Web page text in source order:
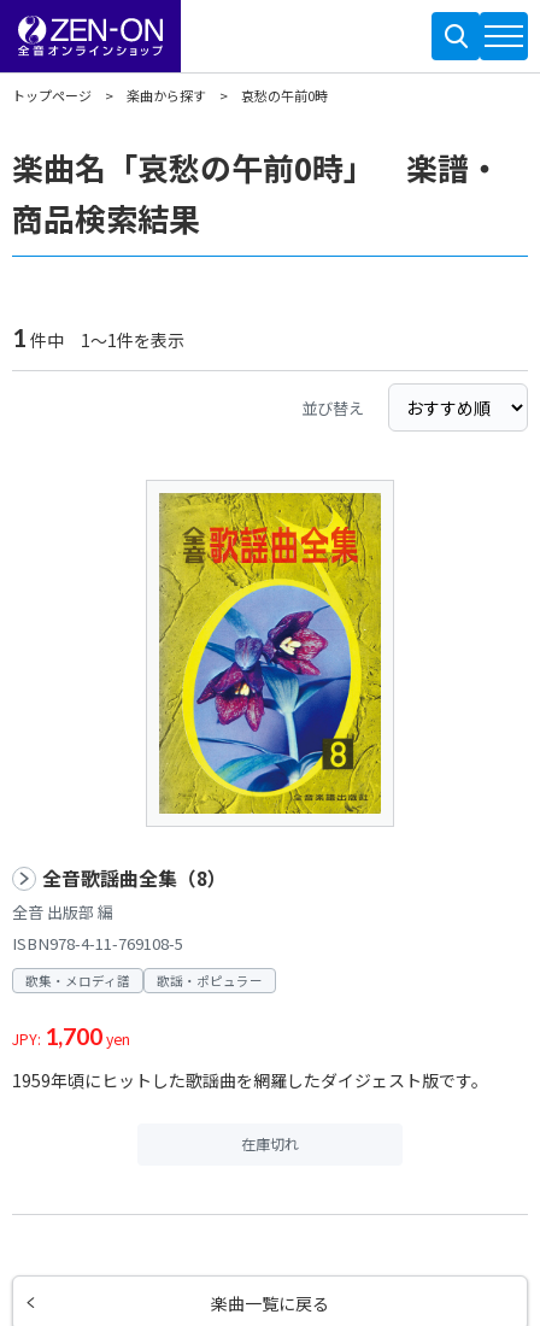
トップページ 楽曲から探す 哀愁の午前0時
楽曲名「哀愁の午前0時」 楽譜・
商品検索結果
1 件中 1～1件を表示
並び替え
全音歌謡曲全集（8）
全音 出版部 編
ISBN978-4-11-769108-5
歌集・メロディ譜 歌謡・ポピュラー
JPY: 1,700yen
1959年頃にヒットした歌謡曲を網羅したダイジェスト版です。
在庫切れ
楽曲一覧に戻る